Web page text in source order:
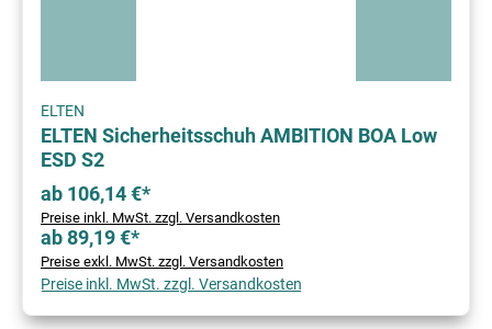
ELTEN
ELTEN Sicherheitsschuh AMBITION BOA Low
ESD S2
ab 106,14 €*
Preise inkl. MwSt. zzgl. Versandkosten
ab 89,19 €*
Preise exkl. MwSt. zzgl. Versandkosten
Preise inkl. MwSt. zzgl. Versandkosten